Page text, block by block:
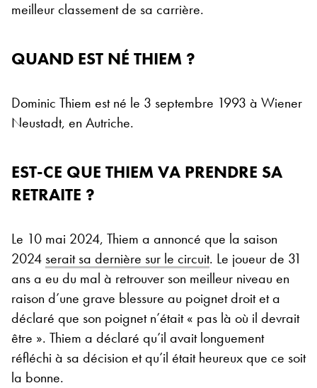
meilleur classement de sa carrière.
QUAND EST NÉ THIEM ?
Dominic Thiem est né le 3 septembre 1993 à Wiener
Neustadt, en Autriche.
EST-CE QUE THIEM VA PRENDRE SA
RETRAITE ?
Le 10 mai 2024, Thiem a annoncé que la saison
2024 serait sa dernière sur le circuit. Le joueur de 31
ans a eu du mal à retrouver son meilleur niveau en
raison d’une grave blessure au poignet droit et a
déclaré que son poignet n’était « pas là où il devrait
être ». Thiem a déclaré qu’il avait longuement
réfléchi à sa décision et qu’il était heureux que ce soit
la bonne.